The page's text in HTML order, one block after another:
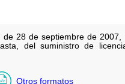
28 de septiembre de
del suministro de
Otros formatos